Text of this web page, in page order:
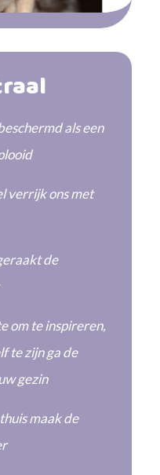
als een
verrijk ons met
de
om te inspireren,
te zijn ga de
gezin
maak de